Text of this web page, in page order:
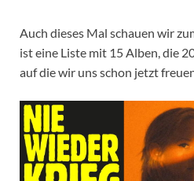
Auch dieses Mal schauen wir
ist eine Liste mit 15 Alben, die
auf die wir uns schon jetzt